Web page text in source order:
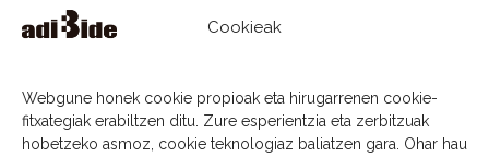
Cookieak
Webgune honek cookie propioak eta hirugarrenen cookie-
fitxategiak erabiltzen ditu. Zure esperientzia eta zerbitzuak
hobetzeko asmoz, cookie teknologiaz baliatzen gara. Ohar hau